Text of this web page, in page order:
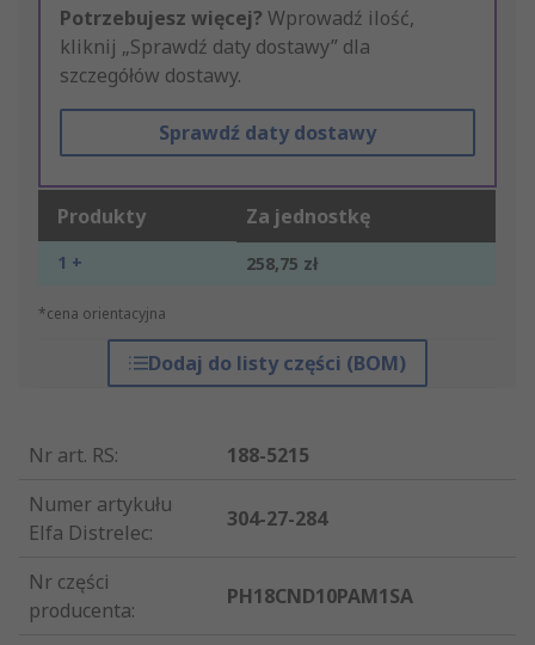
Potrzebujesz więcej? Wprowadź ilość,
kliknij „Sprawdź daty dostawy” dla
szczegółów dostawy.
Sprawdź daty dostawy
Produkty Za jednostkę
1 + 258,75 zł
*cena orientacyjna
Dodaj do listy części (BOM)
Nr art. RS:
188-5215
Numer artykułu
Elfa Distrelec:
304-27-284
Nr części
producenta:
PH18CND10PAM1SA